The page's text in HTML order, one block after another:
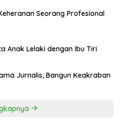
Seorang Profesional
Anak Lelaki dengan Ibu Tiri
Jurnalis, Bangun Keakraban